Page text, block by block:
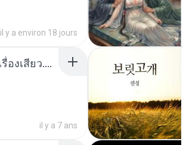
il y a environ 18 jours
เมียน้อยเหงา พาเสียวค่ะ18+เล่าเรื่องเสียว.mp3
il y a 7 ans